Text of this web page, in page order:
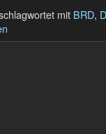
mit BRD,